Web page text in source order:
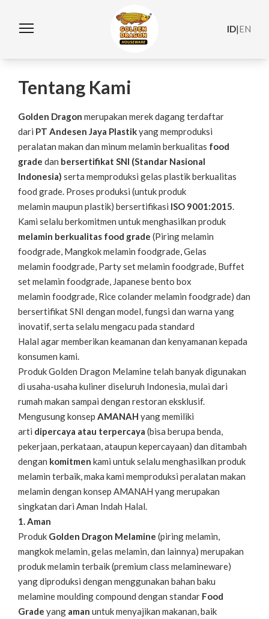
ID|EN
Tentang Kami
Golden Dragon merupakan merek dagang terdaftar
dari PT Andesen Jaya Plastikyang memproduksi
peralatan makan dan minum melamin berkualitas food
grade dan bersertifikat SNI (Standar Nasional
Indonesia) serta memproduksi gelas plastik berkualitas
food grade. Proses produksi (untuk produk
melamin maupun plastik) bersertifikasi ISO 9001:2015.
Kami selalu berkomitmen untuk menghasilkan produk
melamin berkualitas food grade (Piring melamin
foodgrade, Mangkok melamin foodgrade, Gelas
melamin foodgrade, Party set melamin foodgrade, Buffet
set melamin foodgrade, Japanese bento box
melamin foodgrade, Rice colander melamin foodgrade) dan
bersertifikat SNI dengan model, fungsi dan warna yang
inovatif, serta selalu mengacu pada standard
Halal agar memberikan keamanan dan kenyamanan kepada
konsumen kami.
Produk Golden Dragon Melamine telah banyak digunakan
di usaha-usaha kuliner diseluruh Indonesia, mulai dari
rumah makan sampai dengan restoran eksklusif.
Mengusung konsep AMANAH yang memiliki
arti dipercaya atau terpercaya (bisa berupa benda,
pekerjaan, perkataan, ataupun kepercayaan) dan ditambah
dengan komitmen kami untuk selalu menghasilkan produk
melamin terbaik, maka kami memproduksi peralatan makan
melamin dengan konsep AMANAH yang merupakan
singkatan dari Aman Indah Halal.
1. Aman
Produk Golden Dragon Melamine (piring melamin,
mangkok melamin, gelas melamin, dan lainnya) merupakan
produk melamin terbaik (premium class melamineware)
yang diproduksi dengan menggunakan bahan baku
melamine moulding compound dengan standar Food
Grade yang aman untuk menyajikan makanan, baik